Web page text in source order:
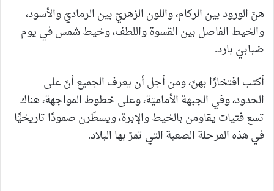
هنّ الورود بين الركام، واللون الزهريّ بين الرماديّ والأسود،
والخيط الفاصل بين القسوة واللطف، وخيط شمس في يوم
ضبابيّ بارد.
أكتب افتخارًا بهنّ، ومن أجل أن يعرف الجميع أنّ على
الحدود، وفي الجبهة الأماميّة، وعلى خطوط المواجهة، هناك
تسع فتيات يقاومن بالخيط والإبرة، ويسطّرن صمودًا تاريخيًّا
في هذه المرحلة الصعبة التي تمرّ بها البلاد.